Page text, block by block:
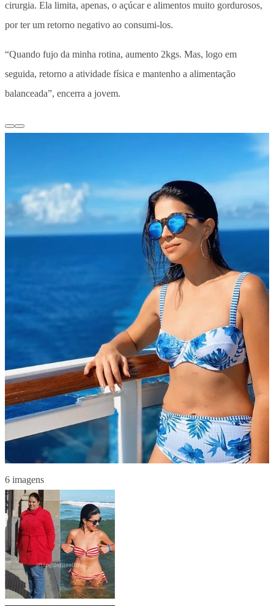
cirurgia. Ela limita, apenas, o açúcar e alimentos muito gordurosos,
por ter um retorno negativo ao consumi-los.
“Quando fujo da minha rotina, aumento 2kgs. Mas, logo em
seguida, retorno a atividade física e mantenho a alimentação
balanceada”, encerra a jovem.
6 imagens